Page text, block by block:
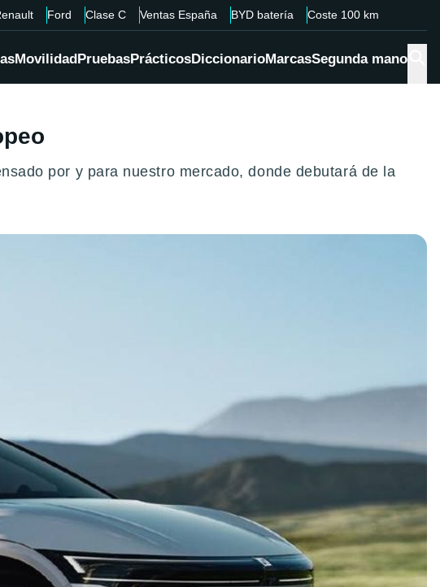
Ford Clase C Ventas España BYD batería Coste 100 km
MovilidadPruebasPrácticosDiccionarioMarcasSegunda mano
por y para nuestro mercado, donde debutará de la